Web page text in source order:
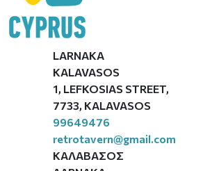
LARNAKA
KALAVASOS
1, LEFKOSIAS STREET,
7733, KALAVASOS
99649476
retrotavern@gmail.com
ΚΑΛΑΒΑΣΟΣ